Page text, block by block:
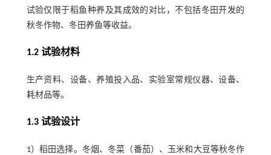
试验仅限于稻鱼种养及其成效的对比，不包括冬田开发的
秋冬作物、冬田养鱼等收益。
1.2 试验材料
生产资料、设备、养殖投入品、实验室常规仪器、设备、
耗材品等。
1.3 试验设计
1）稻田选择。冬烟、冬菜（番茄）、玉米和大豆等秋冬作